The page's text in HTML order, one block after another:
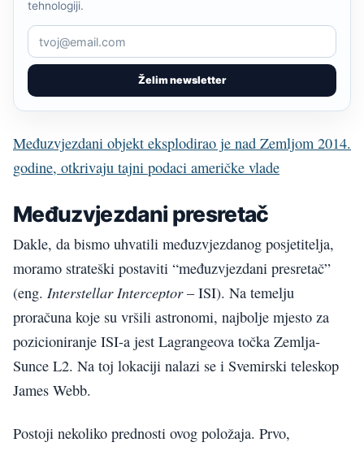
Želim newsletter
tehnologiji.
Međuzvjezdani objekt eksplodirao je nad Zemljom 2014.
godine, otkrivaju tajni podaci američke vlade
Međuzvjezdani presretač
Dakle, da bismo uhvatili međuzvjezdanog posjetitelja,
moramo strateški postaviti “međuzvjezdani presretač”
(eng. Interstellar Interceptor– ISI). Na temelju
proračuna koje su vršili astronomi, najbolje mjesto za
pozicioniranje ISI-a jest Lagrangeova točka Zemlja-
Sunce L2. Na toj lokaciji nalazi se i Svemirski teleskop
James Webb.
Postoji nekoliko prednosti ovog položaja. Prvo,